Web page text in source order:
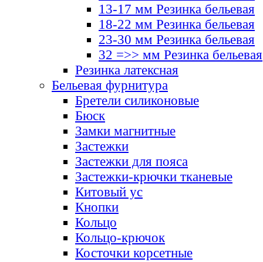
13-17 мм Резинка бельевая
18-22 мм Резинка бельевая
23-30 мм Резинка бельевая
32 =>> мм Резинка бельевая
Резинка латексная
Бельевая фурнитура
Бретели силиконовые
Бюск
Замки магнитные
Застежки
Застежки для пояса
Застежки-крючки тканевые
Китовый ус
Кнопки
Кольцо
Кольцо-крючок
Косточки корсетные